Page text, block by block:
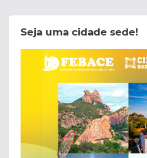
Seja uma cidade sede!